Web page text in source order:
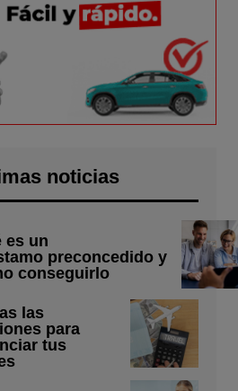
noticias
es un
preconcedido y
conseguirlo
las
para
tus